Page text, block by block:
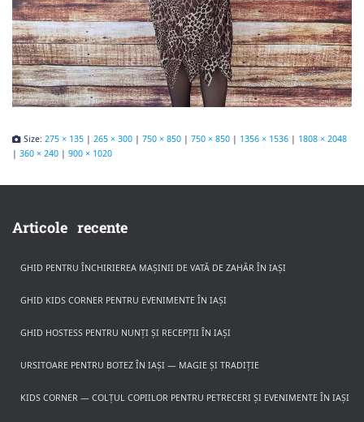
Size: 275 × 135 | 265 × 300 | 750 × 850 | 750 × 850 | 1356 × 1536 | 1808 × 2048
| 360 × 240 | 900 × 1020
Articole recente
GHID PENTRU ÎNCHIRIEREA MAȘINII DE VATĂ DE ZAHĂR ÎN IAȘI
GHID KIDS CORNER PENTRU EVENIMENTE ÎN IAȘI
GHID HOSTESS PENTRU NUNȚI ȘI RECEPȚII ÎN IAȘI
URSITOARE PENTRU BOTEZ ÎN IAȘI — MAGIE ȘI TRADIȚIE
KIDS CORNER — COLȚUL COPIILOR PENTRU PETRECERI ȘI EVENIMENTE ÎN IAȘI